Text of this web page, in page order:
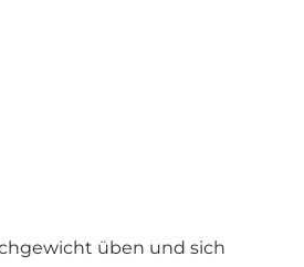
üben und sich